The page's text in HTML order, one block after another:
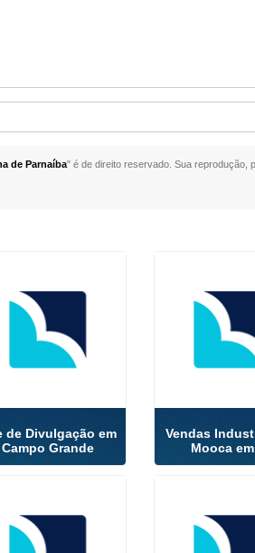
de Parnaíba" é de direito reservado. Sua reprodução,
de Divulgação em
Campo Grande
Vendas
Mooca